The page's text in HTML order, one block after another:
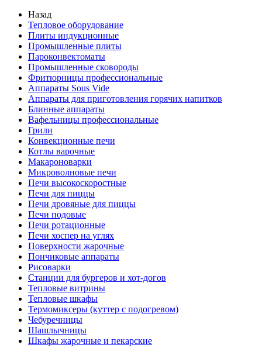
Назад
Тепловое оборудование
Плиты индукционные
Промышленные плиты
Пароконвектоматы
Промышленные сковороды
Фритюрницы профессиональные
Аппараты Sous Vide
Аппараты для приготовления горячих напитков
Блинные аппараты
Вафельницы профессиональные
Грили
Конвекционные печи
Котлы варочные
Макароноварки
Микроволновые печи
Печи высокоскоростные
Печи для пиццы
Печи дровяные для пиццы
Печи подовые
Печи ротационные
Печи хоспер на углях
Поверхности жарочные
Пончиковые аппараты
Рисоварки
Станции для бургеров и хот-догов
Тепловые витрины
Тепловые шкафы
Термомиксеры (куттер с подогревом)
Чебуречницы
Шашлычницы
Шкафы жарочные и пекарские